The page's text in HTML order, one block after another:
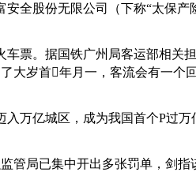
股份无限公司（下称“太保产
。据国铁广州局客运部相关
岁首年月一，客流会有一个
亿城区，成为我国首个P过万
局已集中开出多张罚单，剑指